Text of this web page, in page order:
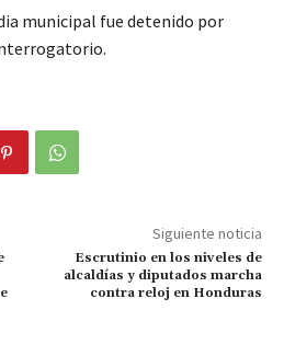
municipal fue detenido por
Siguiente noticia
Escrutinio en los niveles de
alcaldías y diputados marcha
contra reloj en Honduras